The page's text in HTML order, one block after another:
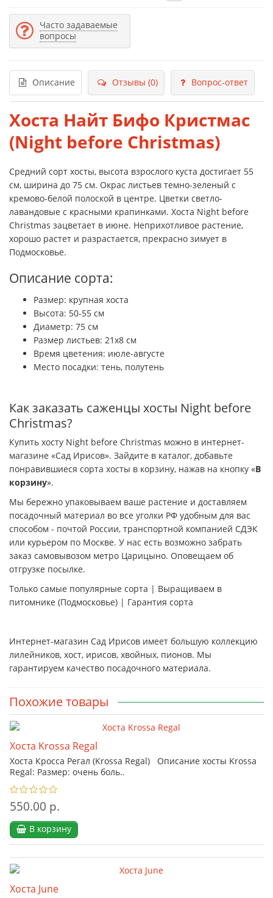
Часто задаваемые
вопросы
Описание Отзывы (0) Вопрос-ответ
Хоста Найт Бифо Кристмас
(Night before Christmas)
Средний сорт хосты, высота взрослого куста достигает 55
см, ширина до 75 см. Окрас листьев темно-зеленый с
кремово-белой полоской в центре. Цветки светло-
лавандовые с красными крапинками. Хоста Night before
Christmas зацветает в июне. Неприхотливое растение,
хорошо растет и разрастается, прекрасно зимует в
Подмосковье.
Описание сорта:
Размер: крупная хоста
Высота: 50-55 см
Диаметр: 75 см
Размер листьев: 21x8 см
Время цветения: июле-августе
Место посадки: тень, полутень
Как заказать саженцы хосты Night before
Christmas?
Купить хосту Night before Christmas можно в интернет-
магазине «Сад Ирисов». Зайдите в каталог, добавьте
понравившиеся сорта хосты в корзину, нажав на кнопку «В
корзину».
Мы бережно упаковываем ваше растение и доставляем
посадочный материал во все уголки РФ удобным для вас
способом - почтой России, транспортной компанией СДЭК
или курьером по Москве. У нас есть возможно забрать
заказ самовывозом метро Царицыно. Оповещаем об
отгрузке посылке.
Только самые популярные сорта | Выращиваем в
питомнике (Подмосковье) | Гарантия сорта
Интернет-магазин Сад Ирисов имеет большую коллекцию
лилейников, хост, ирисов, хвойных, пионов. Мы
гарантируем качество посадочного материала.
Похожие товары
Хоста Krossa Regal
Хоста Кросса Регал (Krossa Regal) Описание хосты Krossa
Regal: Размер: очень боль..
550.00 р.
В корзину
Хоста June